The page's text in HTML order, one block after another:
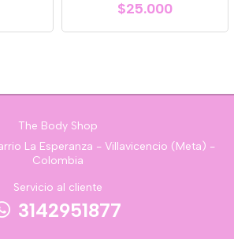
$25.000
The Body Shop
La Esperanza - Villavicencio (Meta) -
Colombia
Servicio al cliente
3142951877